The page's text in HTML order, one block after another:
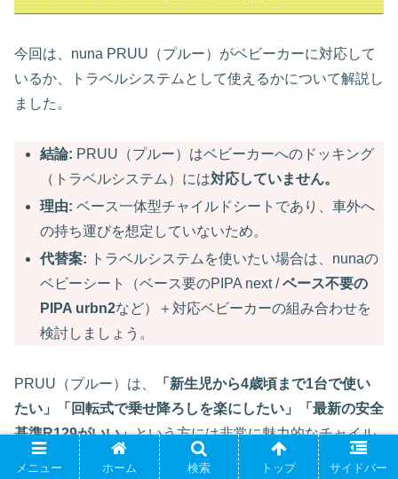
今回は、nuna PRUU（プルー）がベビーカーに対応して
いるか、トラベルシステムとして使えるかについて解説し
ました。
結論: PRUU（プルー）はベビーカーへのドッキング
（トラベルシステム）には対応していません。
理由: ベース一体型チャイルドシートであり、車外へ
の持ち運びを想定していないため。
代替案: トラベルシステムを使いたい場合は、nunaの
ベビーシート（ベース要のPIPA next /ベース不要の
PIPA urbn2など）＋対応ベビーカーの組み合わせを
検討しましょう。
PRUU（プルー）は、
「新生児から4歳頃まで1台で使い
たい」「回転式で乗せ降ろしを楽にしたい」「最新の安全
基準R129がいい」という方には非常に魅力的なチャイル
ドシートです。
メニュー ホーム 検索 トップ サイドバー